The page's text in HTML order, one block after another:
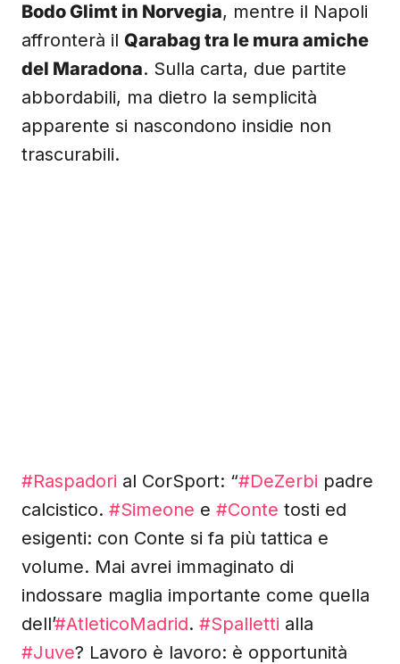
Bodo Glimt in Norvegia, mentre il Napoli
affronterà il Qarabag tra le mura amiche
del Maradona. Sulla carta, due partite
abbordabili, ma dietro la semplicità
apparente si nascondono insidie non
trascurabili.
#Raspadori al CorSport: “#DeZerbi padre
calcistico. #Simeone e #Conte tosti ed
esigenti: con Conte si fa più tattica e
volume. Mai avrei immaginato di
indossare maglia importante come quella
dell’#AtleticoMadrid. #Spalletti alla
#Juve? Lavoro è lavoro: è opportunità